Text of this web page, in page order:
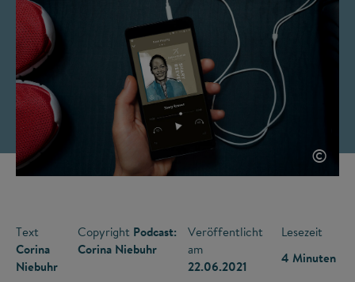
©
Text
Corina
Niebuhr
Copyright Podcast:
Corina Niebuhr
Veröffentlicht
am
22.06.2021
Lesezeit
4 Minuten